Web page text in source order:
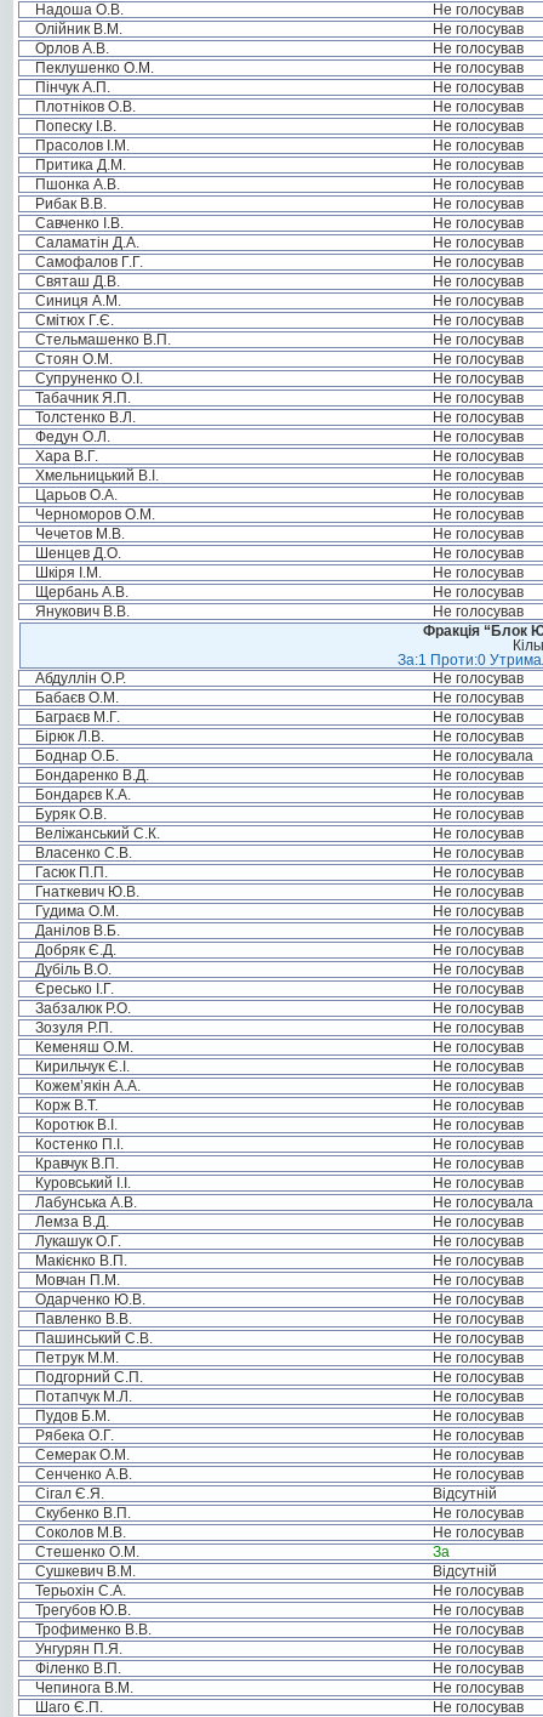
Надоша О.В.
Не голосував
Олійник В.М.
Не голосував
Орлов А.В.
Не голосував
Пеклушенко О.М.
Не голосував
Пінчук А.П.
Не голосував
Плотніков О.В.
Не голосував
Попеску І.В.
Не голосував
Прасолов І.М.
Не голосував
Притика Д.М.
Не голосував
Пшонка А.В.
Не голосував
Рибак В.В.
Не голосував
Савченко І.В.
Не голосував
Саламатін Д.А.
Не голосував
Самофалов Г.Г.
Не голосував
Святаш Д.В.
Не голосував
Синиця А.М.
Не голосував
Смітюх Г.Є.
Не голосував
Стельмашенко В.П.
Не голосував
Стоян О.М.
Не голосував
Супруненко О.І.
Не голосував
Табачник Я.П.
Не голосував
Толстенко В.Л.
Не голосував
Федун О.Л.
Не голосував
Хара В.Г.
Не голосував
Хмельницький В.І.
Не голосував
Царьов О.А.
Не голосував
Черноморов О.М.
Не голосував
Чечетов М.В.
Не голосував
Шенцев Д.О.
Не голосував
Шкіря І.М.
Не голосував
Щербань А.В.
Не голосував
Янукович В.В.
Не голосував
Фракція “Блок
За:1 Проти:0
Абдуллін О.Р.
Не голосував
Бабаєв О.М.
Не голосував
Баграєв М.Г.
Не голосував
Бірюк Л.В.
Не голосував
Боднар О.Б.
Не голосувала
Бондаренко В.Д.
Не голосував
Бондарєв К.А.
Не голосував
Буряк О.В.
Не голосував
Веліжанський С.К.
Не голосував
Власенко С.В.
Не голосував
Гасюк П.П.
Не голосував
Гнаткевич Ю.В.
Не голосував
Гудима О.М.
Не голосував
Данілов В.Б.
Не голосував
Добряк Є.Д.
Не голосував
Дубіль В.О.
Не голосував
Єресько І.Г.
Не голосував
Забзалюк Р.О.
Не голосував
Зозуля Р.П.
Не голосував
Кеменяш О.М.
Не голосував
Кирильчук Є.І.
Не голосував
Кожем’якін А.А.
Не голосував
Корж В.Т.
Не голосував
Коротюк В.І.
Не голосував
Костенко П.І.
Не голосував
Кравчук В.П.
Не голосував
Куровський І.І.
Не голосував
Лабунська А.В.
Не голосувала
Лемза В.Д.
Не голосував
Лукашук О.Г.
Не голосував
Макієнко В.П.
Не голосував
Мовчан П.М.
Не голосував
Одарченко Ю.В.
Не голосував
Павленко В.В.
Не голосував
Пашинський С.В.
Не голосував
Петрук М.М.
Не голосував
Подгорний С.П.
Не голосував
Потапчук М.Л.
Не голосував
Пудов Б.М.
Не голосував
Рябека О.Г.
Не голосував
Семерак О.М.
Не голосував
Сенченко А.В.
Не голосував
Сігал Є.Я.
Відсутній
Скубенко В.П.
Не голосував
Соколов М.В.
Не голосував
Стешенко О.М.
За
Сушкевич В.М.
Відсутній
Терьохін С.А.
Не голосував
Трегубов Ю.В.
Не голосував
Трофименко В.В.
Не голосував
Унгурян П.Я.
Не голосував
Філенко В.П.
Не голосував
Чепинога В.М.
Не голосував
Шаго Є.П.
Не голосував